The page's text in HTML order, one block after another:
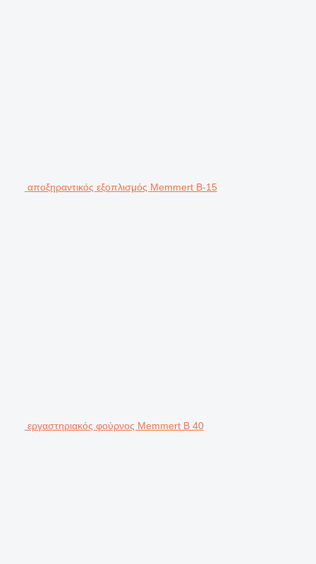
αποξηραντικός εξοπλισμός Memmert B-15
εργαστηριακός φούρνος Memmert B 40